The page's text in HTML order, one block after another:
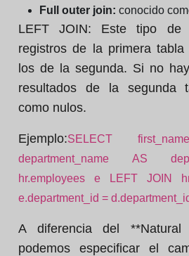
Full outer join: conocido
LEFT JOIN: Este tipo de
registros de la primera
los de la segunda. Si no
resultados de la segunda
como nulos.
Ejemplo:SELECT
department_name AS
hr.employees e LEFT JOIN
e.department_id =
A diferencia del
podemos especificar el